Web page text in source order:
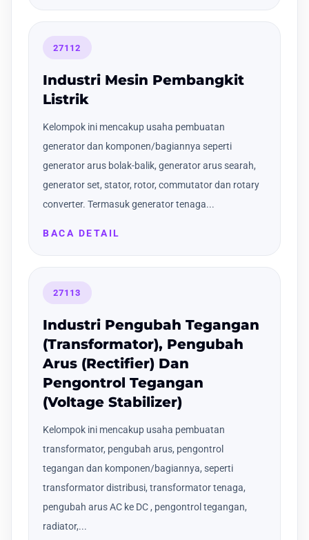
27112
Industri Mesin Pembangkit
Listrik
Kelompok ini mencakup usaha pembuatan
generator dan komponen/bagiannya seperti
generator arus bolak-balik, generator arus searah,
generator set, stator, rotor, commutator dan rotary
converter. Termasuk generator tenaga...
BACA DETAIL
27113
Industri Pengubah Tegangan
(Transformator), Pengubah
Arus (Rectifier) Dan
Pengontrol Tegangan
(Voltage Stabilizer)
Kelompok ini mencakup usaha pembuatan
transformator, pengubah arus, pengontrol
tegangan dan komponen/bagiannya, seperti
transformator distribusi, transformator tenaga,
pengubah arus AC ke DC , pengontrol tegangan,
radiator,...